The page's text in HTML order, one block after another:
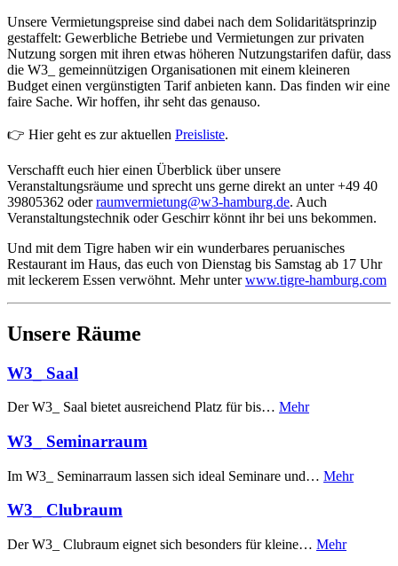
Unsere Vermietungspreise sind dabei nach dem Solidaritätsprinzip
gestaffelt: Gewerbliche Betriebe und Vermietungen zur privaten
Nutzung sorgen mit ihren etwas höheren Nutzungstarifen dafür, dass
die W3_ gemeinnützigen Organisationen mit einem kleineren
Budget einen vergünstigten Tarif anbieten kann. Das finden wir eine
faire Sache. Wir hoffen, ihr seht das genauso.
👉 Hier geht es zur aktuellen Preisliste.
Verschafft euch hier einen Überblick über unsere
Veranstaltungsräume und sprecht uns gerne direkt an unter +49 40
39805362 oderraumvermietung@w3-hamburg.de. Auch
Veranstaltungstechnik oder Geschirr könnt ihr bei uns bekommen.
Und mit dem Tigre haben wir ein wunderbares peruanisches
Restaurant im Haus, das euch von Dienstag bis Samstag ab 17 Uhr
mit leckerem Essen verwöhnt. Mehr unterwww.tigre-hamburg.com
Unsere Räume
W3_ Saal
Der W3_ Saal bietet ausreichend Platz für bis… Mehr
W3_ Seminarraum
Im W3_ Seminarraum lassen sich ideal Seminare und… Mehr
W3_ Clubraum
Der W3_ Clubraum eignet sich besonders für kleine… Mehr